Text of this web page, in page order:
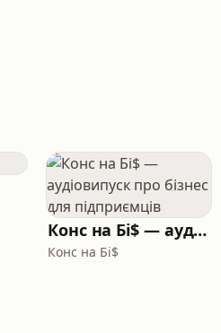
Конс на Бі$ — аудіовипуск про бізнес для підприємців
Конс на Бі$